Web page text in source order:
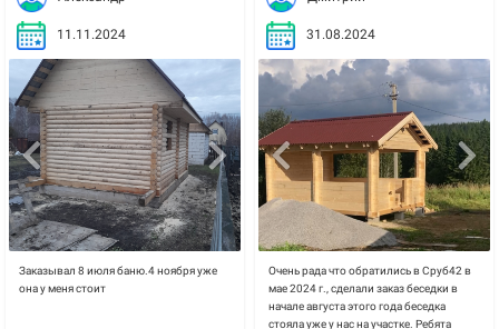
11.11.2024
Заказывал 8 июля баню.4 ноября уже
она у меня стоит
31.08.2024
Очень рада что обратились в Сруб42 в
мае 2024 г., сделали заказ беседки в
начале августа этого года беседка
стояла уже у нас на участке. Ребята